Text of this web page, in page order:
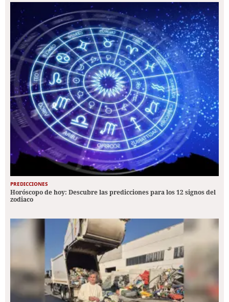
PREDICCIONES
Horóscopo de hoy: Descubre las predicciones para los 12 signos del
zodiaco